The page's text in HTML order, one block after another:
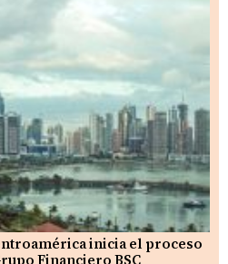
inicia el proceso